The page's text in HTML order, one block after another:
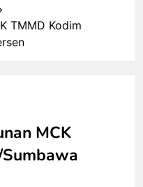
TMMD Kodim
MCK